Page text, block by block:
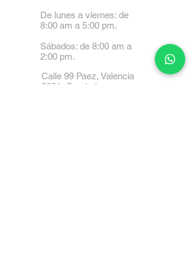
De lunes a viernes: de
8:00 am a 5:00 pm.
Sábados: de 8:00 am a
2:00 pm.
Calle 99 Paez, Valencia
2001, Carabobo